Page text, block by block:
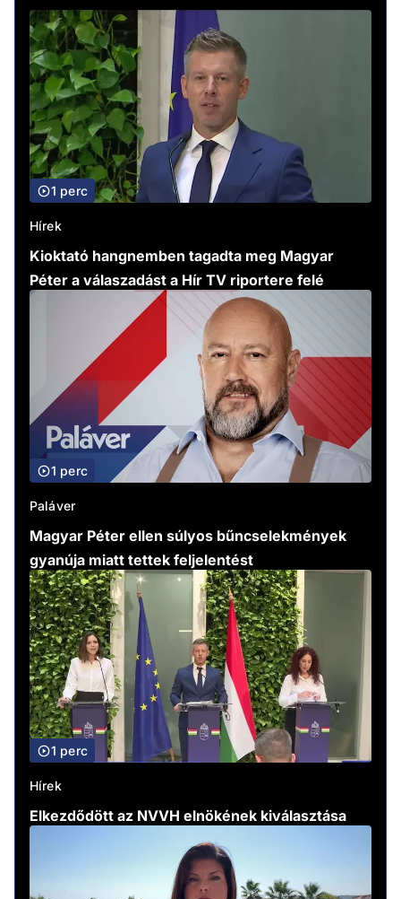
1 perc
Hírek
Kioktató hangnemben tagadta meg Magyar
Péter a válaszadást a Hír TV riportere felé
1 perc
Paláver
Magyar Péter ellen súlyos bűncselekmények
gyanúja miatt tettek feljelentést
1 perc
Hírek
Elkezdődött az NVVH elnökének kiválasztása